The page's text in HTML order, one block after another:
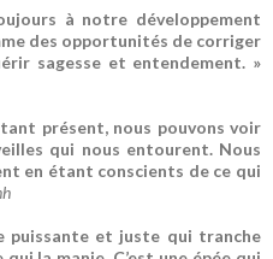
à notre développement
des opportunités de corriger
sagesse et entendement. »
présent, nous pouvons voir
qui nous entourent. Nous
en étant conscients de ce qui
puissante et juste qui tranche